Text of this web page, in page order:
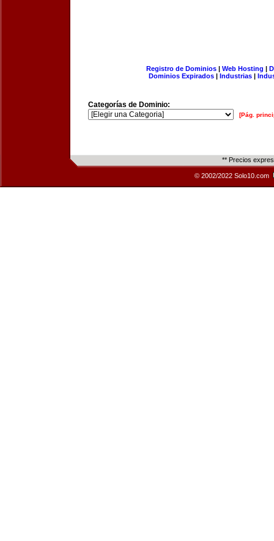
Registro de Dominios| Web Hosting |
Dominios Expirados | Industrias |
Categorías de Dominio:
[Pág.
** Precios
© 2002/2022 Solo10.com